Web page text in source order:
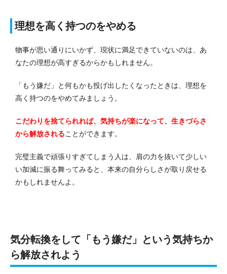
理想を高く持つのをやめる
物事が思い通りにいかず、現状に満足できていないのは、あ
なたの理想が高すぎるからかもしれません。
「もう嫌だ」と何もかも投げ出したくなったときは、理想を
高く持つのをやめてみましょう。
こだわりを捨てられれば、気持ちが楽になって、生きづらさ
から解放されることができます。
完璧主義で頑張りすぎてしまう人は、肩の力を抜いて少しい
い加減に振る舞ってみると、本来の自分らしさが取り戻せる
かもしれませんよ。
気分転換をして「もう嫌だ」という気持ちか
ら解放されよう